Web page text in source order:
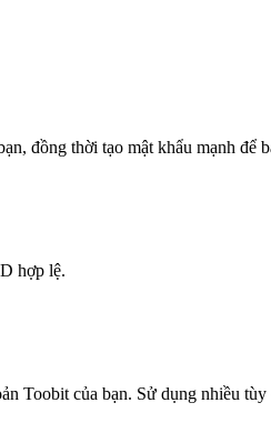
đồng thời tạo mật khẩu mạnh để
hợp lệ.
Toobit của bạn. Sử dụng nhiều